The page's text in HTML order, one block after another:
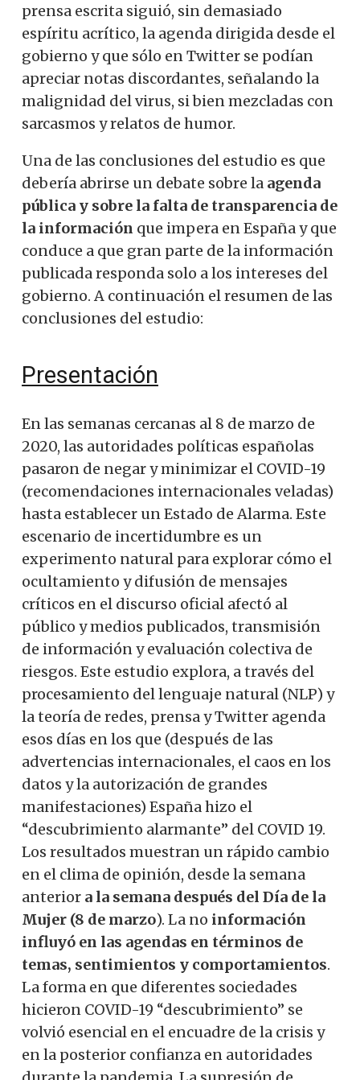
prensa escrita siguió, sin demasiado
espíritu acrítico, la agenda dirigida desde el
gobierno y que sólo en Twitter se podían
apreciar notas discordantes, señalando la
malignidad del virus, si bien mezcladas con
sarcasmos y relatos de humor.
Una de las conclusiones del estudio es que
debería abrirse un debate sobre la agenda
pública y sobre la falta de transparencia de
la información que impera en España y que
conduce a que gran parte de la información
publicada responda solo a los intereses del
gobierno. A continuación el resumen de las
conclusiones del estudio:
Presentación
En las semanas cercanas al 8 de marzo de
2020, las autoridades políticas españolas
pasaron de negar y minimizar el COVID-19
(recomendaciones internacionales veladas)
hasta establecer un Estado de Alarma. Este
escenario de incertidumbre es un
experimento natural para explorar cómo el
ocultamiento y difusión de mensajes
críticos en el discurso oficial afectó al
público y medios publicados, transmisión
de información y evaluación colectiva de
riesgos. Este estudio explora, a través del
procesamiento del lenguaje natural (NLP) y
la teoría de redes, prensa y Twitter agenda
esos días en los que (después de las
advertencias internacionales, el caos en los
datos y la autorización de grandes
manifestaciones) España hizo el
“descubrimiento alarmante” del COVID 19.
Los resultados muestran un rápido cambio
en el clima de opinión, desde la semana
anterior a la semana después del Día de la
Mujer (8 de marzo). La no información
influyó en las agendas en términos de
temas, sentimientos y comportamientos.
La forma en que diferentes sociedades
hicieron COVID-19 “descubrimiento” se
volvió esencial en el encuadre de la crisis y
en la posterior confianza en autoridades